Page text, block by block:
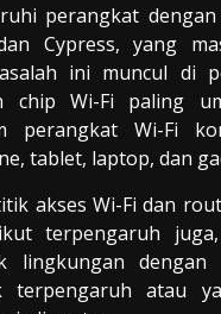
perangkat dengan
Cypress, yang
ini muncul di
chip Wi-Fi paling
perangkat Wi-Fi
tablet, laptop, dan
akses Wi-Fi dan
terpengaruh
lingkungan dengan
terpengaruh atau